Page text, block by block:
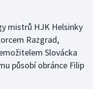
mistrů HJK Helsinky
Razgrad,
Slovácka
působí obránce Filip